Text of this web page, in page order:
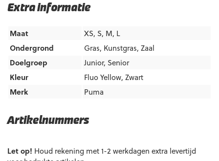
Artikelnummers
4069161841293
Maat: XS
Let op! Houd rekening met 1-2 werkdagen extra levertijd
Extra informatie
Maat
XS, S, M, L
Ondergrond
Gras, Kunstgras, Zaal
Doelgroep
Junior, Senior
Kleur
Fluo Yellow, Zwart
Merk
Puma